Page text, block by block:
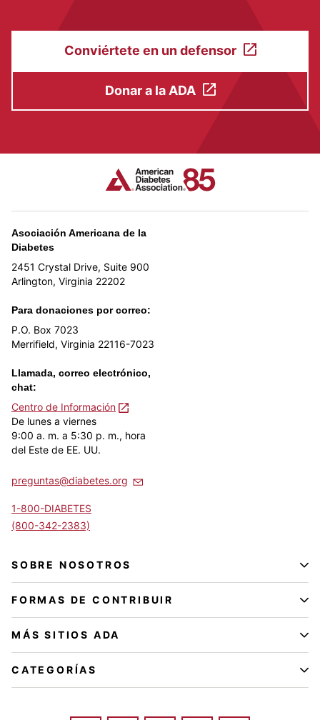
Conviértete en un defensor
Donar a la ADA
Asociación Americana de la
Diabetes
2451 Crystal Drive, Suite 900
Arlington, Virginia 22202
Para donaciones por correo:
P.O. Box 7023
Merrifield, Virginia 22116-7023
Llamada, correo electrónico,
chat:
Centro de Información
De lunes a viernes
9:00 a. m. a 5:30 p. m., hora
del Este de EE. UU.
preguntas@diabetes.org
1-800-DIABETES
(800-342-2383)
SOBRE NOSOTROS
FORMAS DE CONTRIBUIR
MÁS SITIOS ADA
CATEGORÍAS